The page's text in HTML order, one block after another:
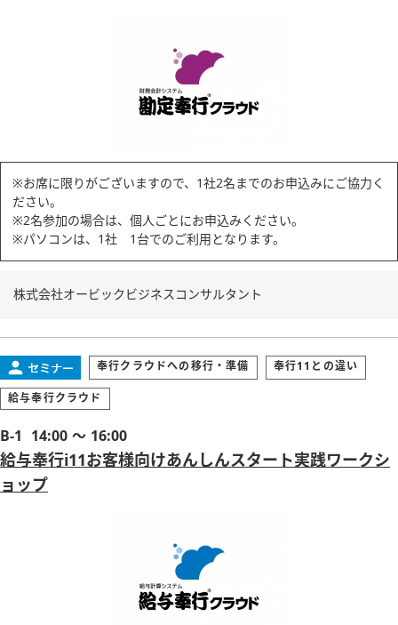
※お席に限りがございますので、1社2名までのお申込みにご協力く
ださい。
※2名参加の場合は、個人ごとにお申込みください。
※パソコンは、1社 1台でのご利用となります。
株式会社オービックビジネスコンサルタント
奉行クラウドへの移行・準備 奉行11との違い
給与奉行クラウド
B-1 14:00 ～ 16:00
給与奉行i11お客様向けあんしんスタート実践ワークシ
ョップ